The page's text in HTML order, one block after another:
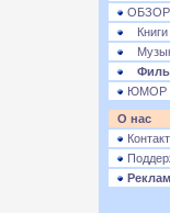
Книги
ЮМОР
О нас